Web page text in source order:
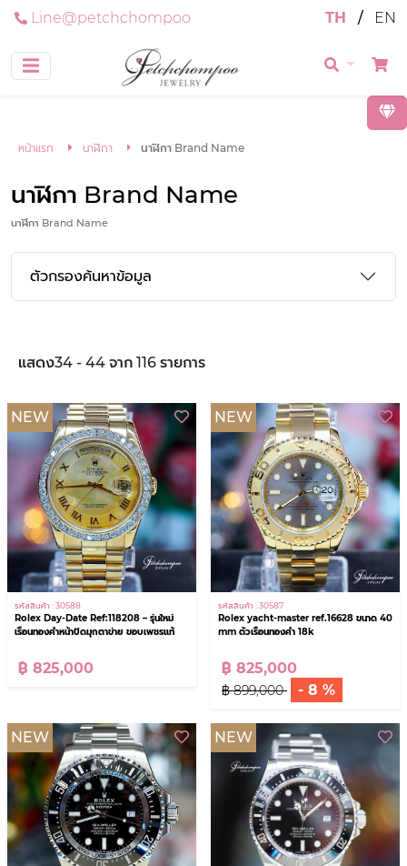
Line@petchchompoo TH / EN
หน้าแรก นาฬิกา นาฬิกา Brand Name
นาฬิกา Brand Name
นาฬิกา Brand Name
ตัวกรองค้นหาข้อมูล
แสดง34 - 44 จาก 116 รายการ
NEW
รหัสสินค้า : 30588
Rolex Day-Date Ref:118208 – รุ่นใหม่
เรือนทองคำหน้าปัดมุกตาข่าย ขอบเพชรแท้
฿ 825,000
NEW
รหัสสินค้า : 30587
Rolex yacht-master ref.16628 ขนาด 40
mm ตัวเรือนทองคำ 18k
฿ 825,000
฿ 899,000 - 8 %
NEW NEW